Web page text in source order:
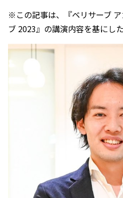
※この記事は、『ベリサーブ
ブ 2023』の講演内容を基にした